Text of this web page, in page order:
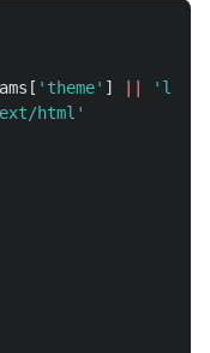
[ 'theme' ]
html'